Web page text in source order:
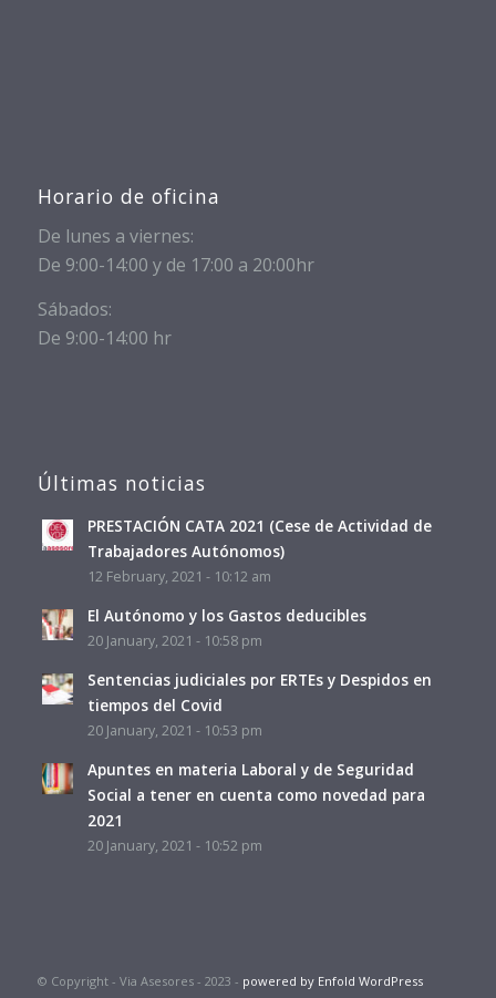
Horario de oficina
De lunes a viernes:
De 9:00-14:00 y de 17:00 a 20:00hr
Sábados:
De 9:00-14:00 hr
Últimas noticias
PRESTACIÓN CATA 2021 (Cese de Actividad de
Trabajadores Autónomos)
12 February, 2021 - 10:12 am
El Autónomo y los Gastos deducibles
20 January, 2021 - 10:58 pm
Sentencias judiciales por ERTEs y Despidos en
tiempos del Covid
20 January, 2021 - 10:53 pm
Apuntes en materia Laboral y de Seguridad
Social a tener en cuenta como novedad para
2021
20 January, 2021 - 10:52 pm
© Copyright - Via Asesores - 2023 - powered by Enfold WordPress